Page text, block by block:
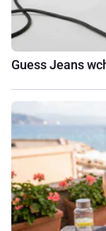
Guess Jeans